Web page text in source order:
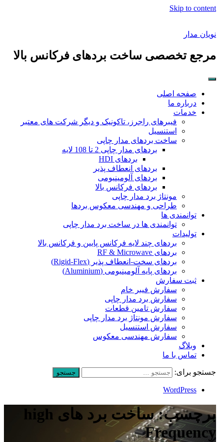
Skip to content
نویان مدار
مرجع تخصصی ساخت بردهای فرکانس بالا
صفحه اصلی
درباره ما
خدمات
فیبرهای راجرز، تاکونیک و دیگر شرکت های معتبر
استنسیل
ساخت بردهای مدار چاپی
بردهای مدار چاپی 2 تا 108 لایه
بردهای HDI
بردهای انعطاف پذیر
بردهای آلومینیومی
بردهای فرکانس بالا
مونتاژ برد مدار چاپی
طراحی و مهندسی معکوس بردها
توانمندی ها
توانمندی ها در ساخت برد مدار چاپی
تولیدات
بردهای چند لایه فرکانس پایین و فرکانس بالا
بردهای RF & Microwave
بردهای سخت-انعطاف پذیر (Rigid-Flex)
بردهای پایه آلومینیومی (Aluminium)
ثبت سفارش
سفارش فیبر خام
سفارش برد مدار چاپی
سفارش تامین قطعات
سفارش مونتاژ برد مدار چاپی
سفارش استنسیل
سفارش مهندسی معکوس
وبلاگ
تماس با ما
جستجو برای:
WordPress
برچسب: ساخت برد های high
Frequency